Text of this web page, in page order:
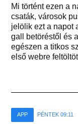
Mi történt ezen a
csaták, városok
jelölik ezt a napot
gall betöréstől és
egészen a titkos
első webre
APP PÉNTEK 09:11